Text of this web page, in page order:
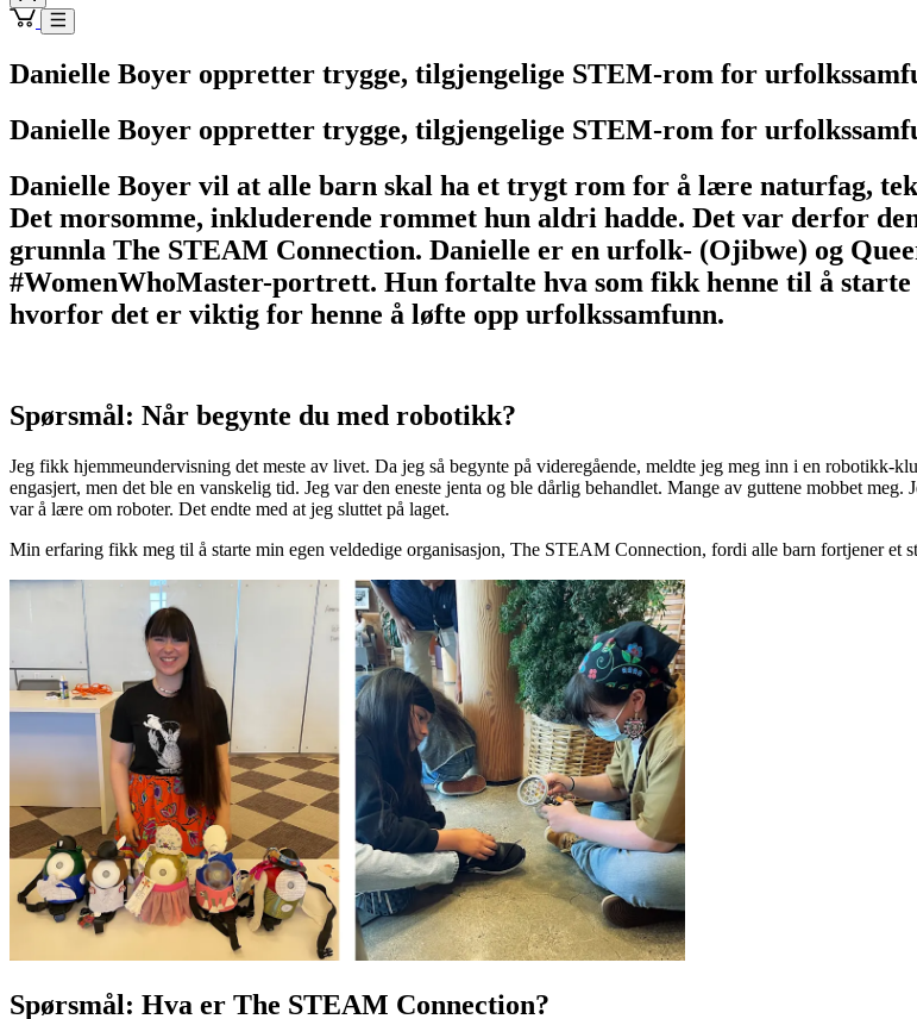
Danielle Boyer oppretter trygge, tilgjengelige STEM-rom for
Danielle Boyer oppretter trygge, tilgjengelige STEM-rom for
Danielle Boyer vil at alle barn skal ha et trygt rom for å lære naturfag,
Det morsomme, inkluderende rommet hun aldri hadde. Det var derfor
grunnla The STEAM Connection. Danielle er en urfolk- (Ojibwe) og
#WomenWhoMaster-portrett. Hun fortalte hva som fikk henne til å
hvorfor det er viktig for henne å løfte opp urfolkssamfunn.
Spørsmål: Når begynte du med robotikk?
Jeg fikk hjemmeundervisning det meste av livet. Da jeg så begynte på videregående, meldte jeg meg inn i en robotikk-
engasjert, men det ble en vanskelig tid. Jeg var den eneste jenta og ble dårlig behandlet. Mange av guttene mobbet
var å lære om roboter. Det endte med at jeg sluttet på laget.
Min erfaring fikk meg til å starte min egen veldedige organisasjon, The STEAM Connection, fordi alle barn fortjener et
Spørsmål: Hva er The STEAM Connection?